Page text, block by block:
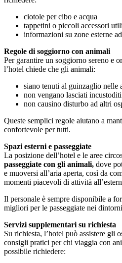
ciotole per cibo e acqua
tappetini o piccoli accessori
informazioni su zone esterne
Regole di soggiorno con animali
Per garantire un soggiorno sereno e
l’hotel chiede che gli animali:
siano tenuti al guinzaglio nelle
non vengano lasciati
non causino disturbo ad altri
Queste semplici regole aiutano a
confortevole per tutti.
Spazi esterni e passeggiate
La posizione dell’hotel e le aree
passeggiate con gli animali, dove
e muoversi all’aria aperta, così da
momenti piacevoli di attività
Il personale è sempre disponibile a
migliori per le passeggiate nei
Servizi supplementari su richiesta
Su richiesta, l’hotel può assistere gli
consigli pratici per chi viaggia con
possibile richiedere: